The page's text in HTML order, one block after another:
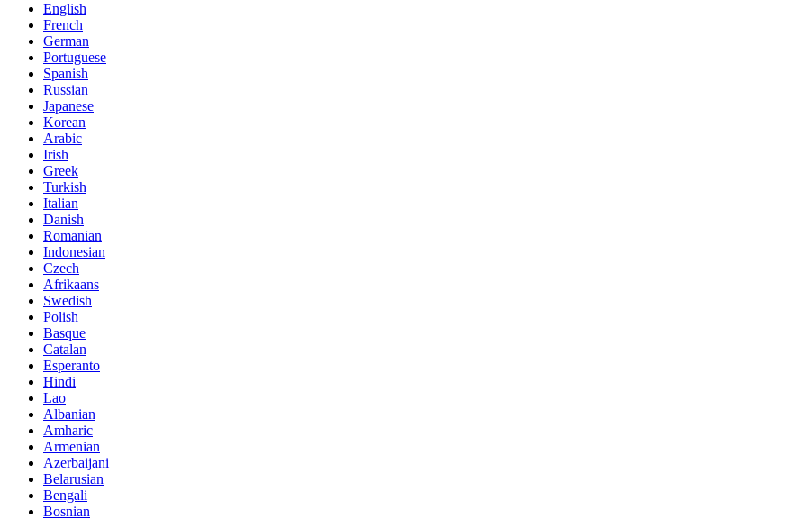
English
French
German
Portuguese
Spanish
Russian
Japanese
Korean
Arabic
Irish
Greek
Turkish
Italian
Danish
Romanian
Indonesian
Czech
Afrikaans
Swedish
Polish
Basque
Catalan
Esperanto
Hindi
Lao
Albanian
Amharic
Armenian
Azerbaijani
Belarusian
Bengali
Bosnian